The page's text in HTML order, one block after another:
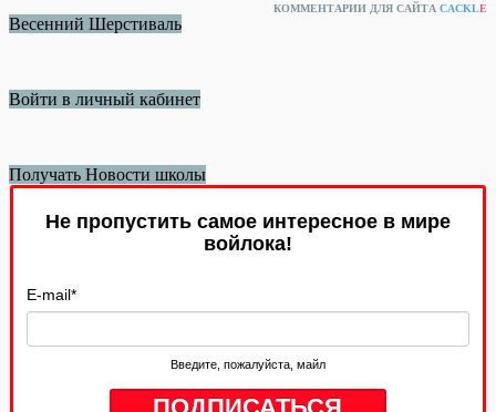
КОММЕНТАРИИ ДЛЯ САЙТА CACKLE
Весенний Шерстиваль
Войти в личный кабинет
Получать Новости школы
Не пропустить самое интересное в мире
войлока!
E-mail*
Введите, пожалуйста, майл